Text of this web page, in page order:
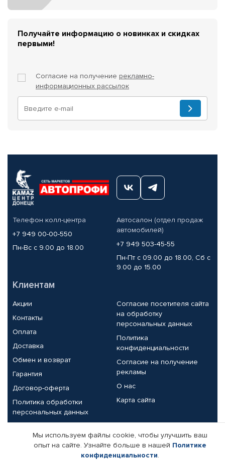
Получайте информацию о новинках и скидках
первыми!
Согласие на получение рекламно-
информационных рассылок
Телефон колл-центра
+7 949 00-00-550
Пн-Вс с 9.00 до 18.00
Автосалон (отдел продаж
автомобилей)
+7 949 503-45-55
Пн-Пт с 09.00 до 18.00, Сб с
9.00 до 15.00
Клиентам
Акции
Контакты
Оплата
Доставка
Обмен и возврат
Гарантия
Договор-оферта
Политика обработки
персональных данных
Согласие посетителя сайта
на обработку
персональных данных
Политика
конфиденциальности
Согласие на получение
рекламы
О нас
Карта сайта
Партнерам
Корпоративным клиентам
Реквизиты компании
Мы используем файлы cookie, чтобы улучшить ваш
опыт на сайте. Узнайте больше в нашей Политике
конфиденциальности.